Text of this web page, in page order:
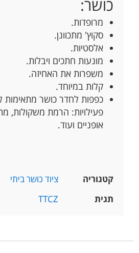
כושר:
מרופדות.
סקוץ' מתכוונן.
אלסטיות.
מונעות חתכים ויבלות.
משפרות את האחיזה.
קלות במיוחד.
כפפות לחדר כושר מתאימות
פעילויות: הרמת משקולות,
אופניים ועוד.
קטגוריה
ציוד כושר ביתי
תגית
TTCZ